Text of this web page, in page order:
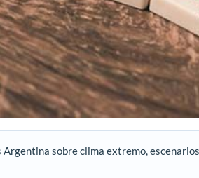
sobre clima extremo,